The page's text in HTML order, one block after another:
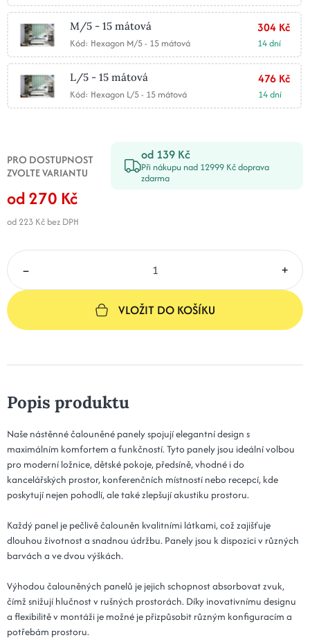
M/5 - 15 mátová
Kód: Hexagon M/5 - 15 mátová
304 Kč
14 dní
L/5 - 15 mátová
Kód: Hexagon L/5 - 15 mátová
476 Kč
14 dní
PRO DOSTUPNOST
ZVOLTE VARIANTU
od 139 Kč
Při nákupu nad 12999 Kč doprava
zdarma
od 270 Kč
od 223 Kč bez DPH
– +
VLOŽIT DO KOŠÍKU
Popis produktu
Naše nástěnné čalouněné panely spojují elegantní design s
maximálním komfortem a funkčností. Tyto panely jsou ideální volbou
pro moderní ložnice, dětské pokoje, předsíně, vhodné i do
kancelářských prostor, konferenčních místností nebo recepcí, kde
poskytují nejen pohodlí, ale také zlepšují akustiku prostoru.
Každý panel je pečlivě čalouněn kvalitními látkami, což zajišťuje
dlouhou životnost a snadnou údržbu. Panely jsou k dispozici v různých
barvách a ve dvou výškách.
Výhodou čalouněných panelů je jejich schopnost absorbovat zvuk,
čímž snižují hlučnost v rušných prostorách. Díky inovativnímu designu
a flexibilitě v montáži je možné je přizpůsobit různým konfiguracím a
potřebám prostoru.